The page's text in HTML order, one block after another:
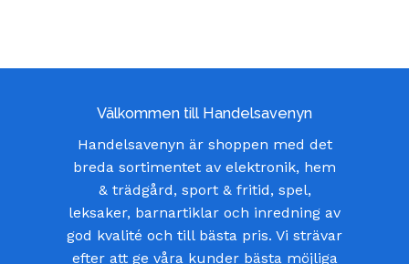
Välkommen till Handelsavenyn
Handelsavenyn är shoppen med det
breda sortimentet av elektronik, hem
& trädgård, sport & fritid, spel,
leksaker, barnartiklar och inredning av
god kvalité och till bästa pris. Vi strävar
efter att ge våra kunder bästa möjliga